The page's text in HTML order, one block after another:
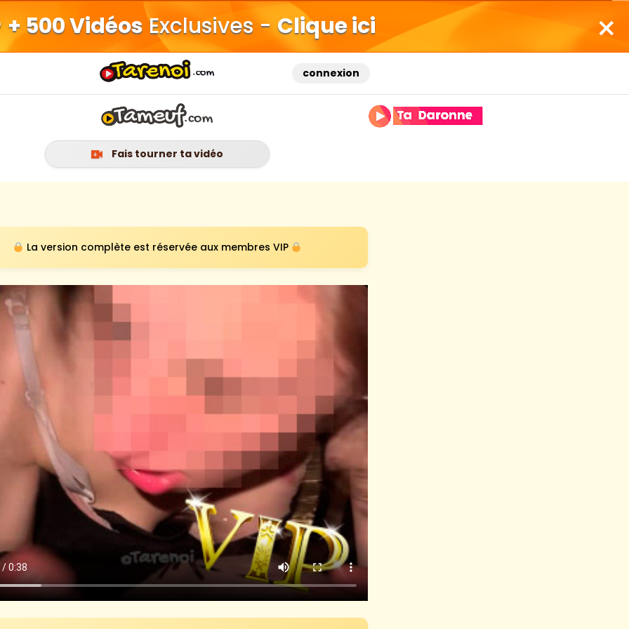
+ 500 VidéosExclusives -Clique ici
connexion
Fais tourner ta vidéo
La version complète est réservée aux membres VIP